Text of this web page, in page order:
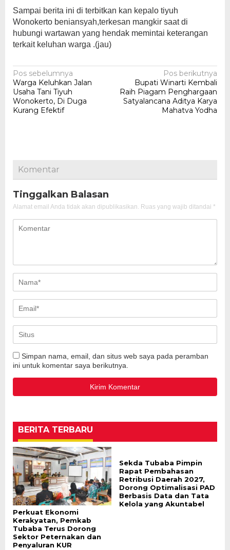
Sampai berita ini di terbitkan kan kepalo tiyuh
Wonokerto beniansyah,terkesan mangkir saat di
hubungi wartawan yang hendak memintai keterangan
terkait keluhan warga .(jau)
Navigasi
pos
Pos sebelumnya
Warga Keluhkan Jalan
Usaha Tani Tiyuh
Wonokerto, Di Duga
Kurang Efektif
Pos berikutnya
Bupati Winarti Kembali
Raih Piagam Penghargaan
Satyalancana Aditya Karya
Mahatva Yodha
Komentar
Tinggalkan Balasan
Alamat email Anda tidak akan dipublikasikan. Ruas yang wajib ditandai *
Simpan nama, email, dan situs web saya pada peramban
ini untuk komentar saya berikutnya.
BERITA TERBARU
Perkuat Ekonomi
Kerakyatan, Pemkab
Tubaba Terus Dorong
Sektor Peternakan dan
Penyaluran KUR
Sekda Tubaba Pimpin
Rapat Pembahasan
Retribusi Daerah 2027,
Dorong Optimalisasi PAD
Berbasis Data dan Tata
Kelola yang Akuntabel